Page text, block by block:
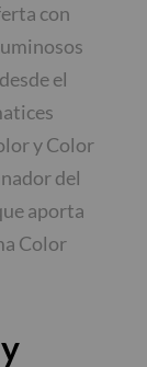
con
el
y Color
del
aporta
Color